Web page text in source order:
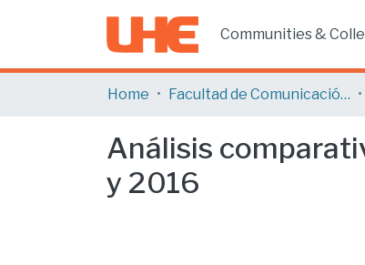
Communities &
Home Facultad de Comunicación y Tecnologías de la Información
Análisis
y 2016